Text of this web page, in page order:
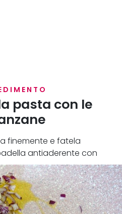
pasta con le
finemente e fatela
antiaderente con